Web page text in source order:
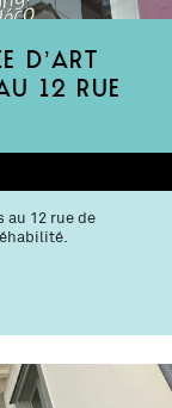
d’art
12 rue
au 12 rue de